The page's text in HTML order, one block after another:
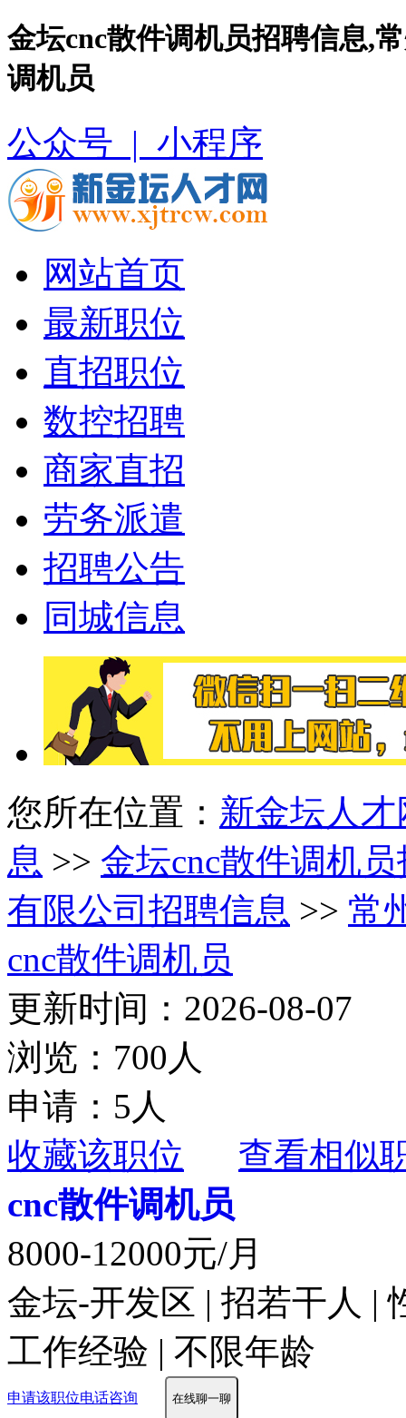
金坛cnc散件调机员招聘信息,
调机员
公众号 | 小程序
网站首页
最新职位
直招职位
数控招聘
商家直招
劳务派遣
招聘公告
同城信息
您所在位置： 新金坛人才
息 >> 金坛cnc散件调机
有限公司招聘信息 >> 常
cnc散件调机员
更新时间：2026-08-07
浏览：700人
申请：5人
收藏该职位
查看相似
cnc散件调机员
8000-12000元/月
金坛-开发区 | 招若干人 |
工作经验 | 不限年龄
申请该职位电话咨询 在线聊一聊